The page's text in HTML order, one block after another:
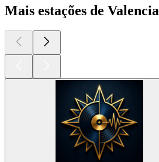
Mais estações de Valencia